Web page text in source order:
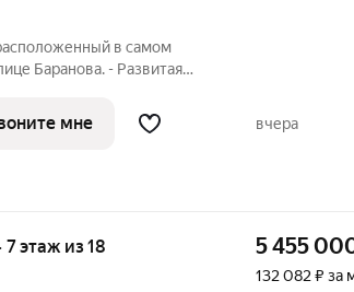
в самом
Баранова. - Развитая
поликлиники для
мне вчера
7 этаж из 18 5 455
132 082 ₽ за